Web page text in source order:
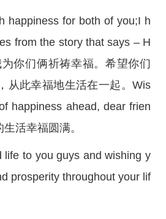
happiness for both of you;I h
from the story that says – H
你们俩祈祷幸福。希望你们
从此幸福地生活在一起。Wis
happiness ahead, dear frien
活幸福圆满。
life to you guys and wishing y
prosperity throughout your lif